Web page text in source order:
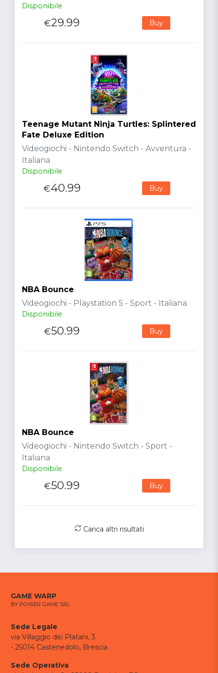
Disponibile
€29.99 Buy
Teenage Mutant Ninja Turtles: Splintered
Fate Deluxe Edition
Videogiochi - Nintendo Switch - Avventura -
Italiana
Disponibile
€40.99 Buy
NBA Bounce
Videogiochi - Playstation 5 - Sport - Italiana
Disponibile
€50.99 Buy
NBA Bounce
Videogiochi - Nintendo Switch - Sport -
Italiana
Disponibile
€50.99 Buy
Carica altri risultati
GAME WARP
BY POWER GAME SRL
Sede Legale
via Villaggio dei Platani, 3
- 25014 Castenedolo, Brescia
Sede Operativa